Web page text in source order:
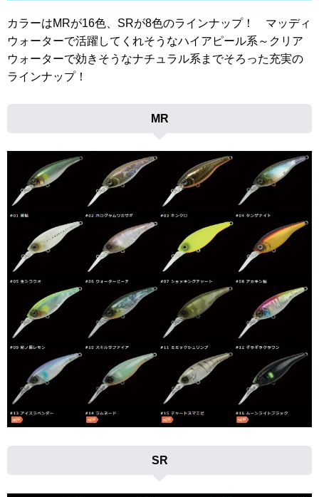
カラーはMRが16色、SRが8色のラインナップ！ マッディ
ウォーターで活躍してくれそうなハイアピール系～クリア
ウォーターで効きそうなナチュラル系までそろった充実の
ラインナップ！
MR
SR